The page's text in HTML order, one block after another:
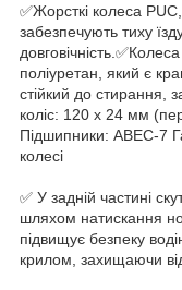
✅Жорсткі колеса
забезпечують тиху
поліуретан, який є
стійкий до стирання,
коліс: 120 x 24 мм
Підшипники: ABEC-7
колесі
✅ У задній частині
шляхом натискання
підвищує безпеку
крилом, захищаючи